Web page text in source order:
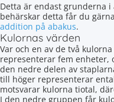
Detta är endast grunderna
behärskar detta får du
addition på abakus.
Kulornas värden
Var och en av de två
representerar fem enheter,
den nedre delen av
till höger representerar
motsvarar kulorna tiotal,
I den nedre gruppen får